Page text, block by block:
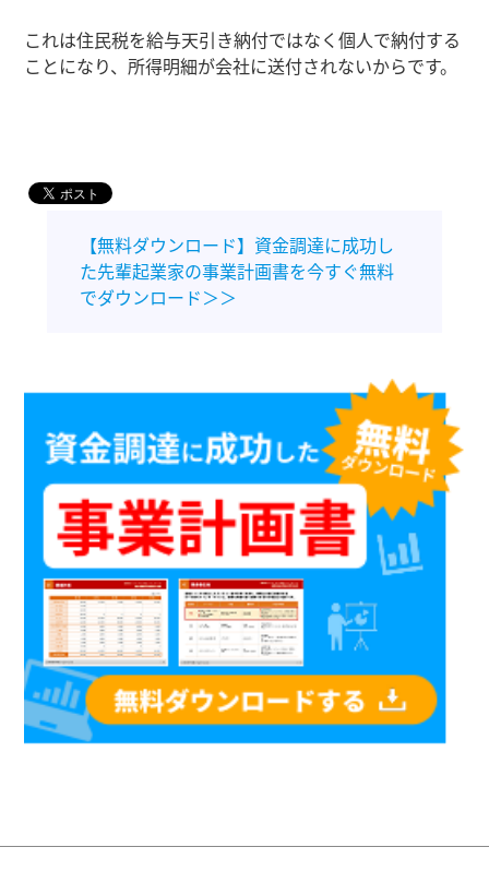
これは住民税を給与天引き納付ではなく個人で納付する
ことになり、所得明細が会社に送付されないからです。
【無料ダウンロード】資金調達に成功し
た先輩起業家の事業計画書を今すぐ無料
でダウンロード＞＞